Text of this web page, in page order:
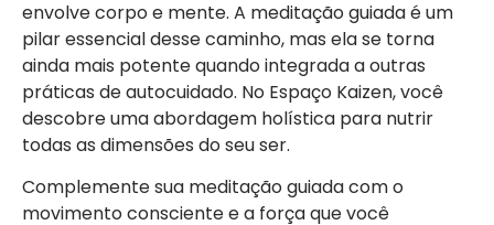
envolve corpo e mente. A meditação guiada é um
pilar essencial desse caminho, mas ela se torna
ainda mais potente quando integrada a outras
práticas de autocuidado. No Espaço Kaizen, você
descobre uma abordagem holística para nutrir
todas as dimensões do seu ser.
Complemente sua meditação guiada com o
movimento consciente e a força que você